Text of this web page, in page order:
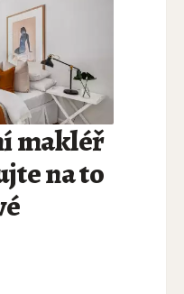
makléř
na to